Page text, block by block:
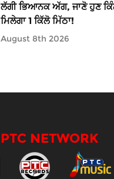
ਲੱਗੀ ਭਿਆਨਕ ਅੱਗ, ਜਾਣੋ ਹੁਣ
ਮਿਲੇਗਾ 1 ਕਿੱਲੋ ਮਿੱਠਾ!
August 8th 2026
PTC NETWORK